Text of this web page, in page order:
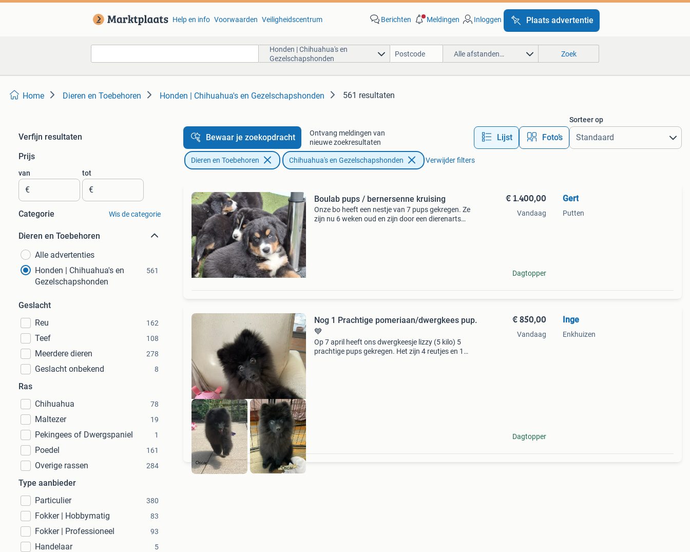
Help en info Voorwaarden Veiligheidscentrum Berichten Meldingen Inloggen Plaats advertentie
Honden | Chihuahua's en
Gezelschapshonden
Alle afstanden… Zoek
Home Dieren en Toebehoren Honden | Chihuahua's en Gezelschapshonden 561 resultaten
Verfijn resultaten
Prijs
van
€
tot
€
Categorie Wis de categorie
Dieren en Toebehoren
Alle advertenties
Honden | Chihuahua's en
Gezelschapshonden
561
Geslacht
Reu
162
Teef 108
Meerdere dieren 278
Geslacht onbekend 8
Ras
Chihuahua
78
Maltezer 19
Pekingees of Dwergspaniel 1
Poedel 161
Overige rassen 284
Type aanbieder
Particulier
380
Fokker | Hobbymatig 83
Fokker | Professioneel 93
Handelaar 5
Bewaar je zoekopdracht
Ontvang meldingen van
nieuwe zoekresultaten
Lijst Foto’s
Sorteer op
Dieren en Toebehoren Chihuahua's en Gezelschapshonden Verwijder filters
Boulab pups / bernersenne kruising
Onze bo heeft een nestje van 7 pups gekregen. Ze
zijn nu 6 weken oud en zijn door een dierenarts
€ 1.400,00
Vandaag
Dagtopper
Gert
Putten
Nog 1 Prachtige pomeriaan/dwergkees pup.
💙
Op 7 april heeft ons dwergkeesje lizzy (5 kilo) 5
prachtige pups gekregen. Het zijn 4 reutjes en 1
€ 850,00
Vandaag
Dagtopper
Inge
Enkhuizen